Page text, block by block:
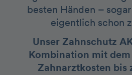
besten Händen –
eigentlich schon
Unser Zahnschutz
Kombination mit
Zahnarztkosten bis